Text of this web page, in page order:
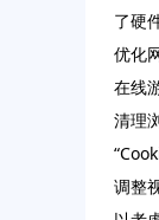
了硬
优化
在线
清理
调整